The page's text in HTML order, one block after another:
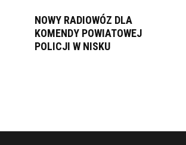
NOWY RADIOWÓZ DLA
KOMENDY POWIATOWEJ
POLICJI W NISKU